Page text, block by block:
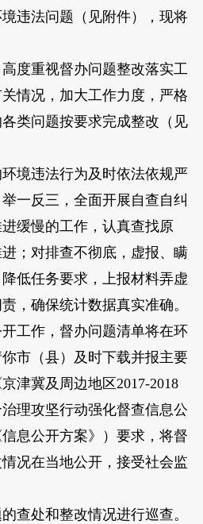
违法问题（见附件），现将
重视督办问题整改落实工
情况，加大工作力度，严格
类问题按要求完成整改（见
违法行为及时依法依规严
一反三，全面开展自查自纠
缓慢的工作，认真查找原
；对排查不彻底，虚报、瞒
低任务要求，上报材料弄虚
，确保统计数据真实准确。
作，督办问题清单将在环
市（县）及时下载并报主要
津冀及周边地区2017-2018
理攻坚行动强化督查信息公
息公开方案》）要求，将督
况在当地公开，接受社会监
处和整改情况进行巡查。